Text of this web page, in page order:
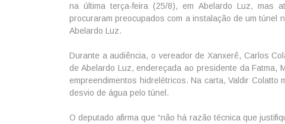
na última terça-feira (25/8), em Abelardo Luz, mas
procuraram preocupados com a instalação de um túnel
Abelardo Luz.
Durante a audiência, o vereador de Xanxerê, Carlos
de Abelardo Luz, endereçada ao presidente da Fatma,
empreendimentos hidrelétricos. Na carta, Valdir
desvio de água pelo túnel.
O deputado afirma que “não há razão técnica que